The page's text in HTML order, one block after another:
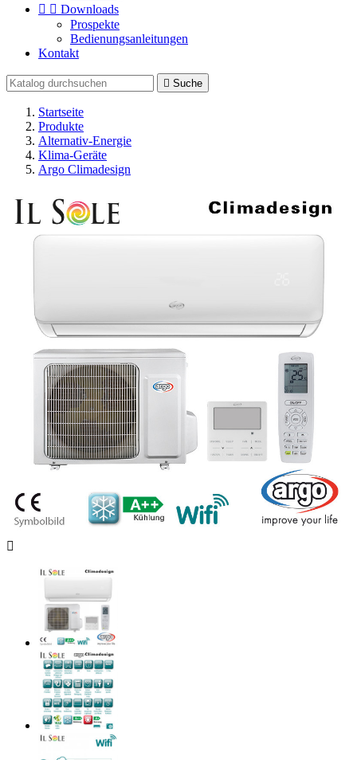
  Downloads
Prospekte
Bedienungsanleitungen
Kontakt
 Suche
Startseite
Produkte
Alternativ-Energie
Klima-Geräte
Argo Climadesign
